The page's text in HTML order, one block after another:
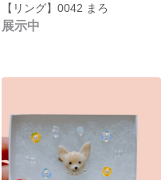
【リング】0042 まろ
展示中